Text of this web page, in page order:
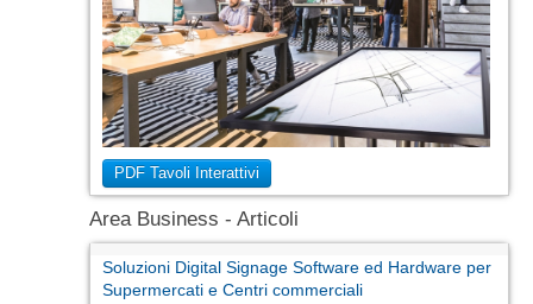
PDF Tavoli Interattivi
Area Business - Articoli
Soluzioni Digital Signage Software ed Hardware per
Supermercati e Centri commerciali